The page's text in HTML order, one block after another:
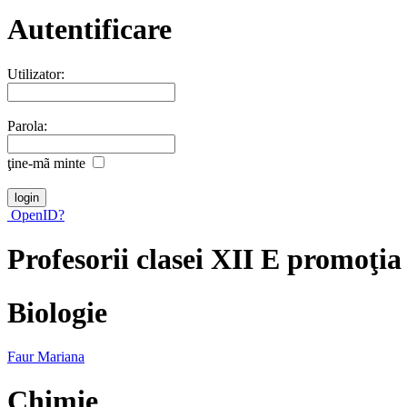
Autentificare
Utilizator:
Parola:
ţine-mã minte
OpenID?
Profesorii clasei XII E promoţia
Biologie
Faur Mariana